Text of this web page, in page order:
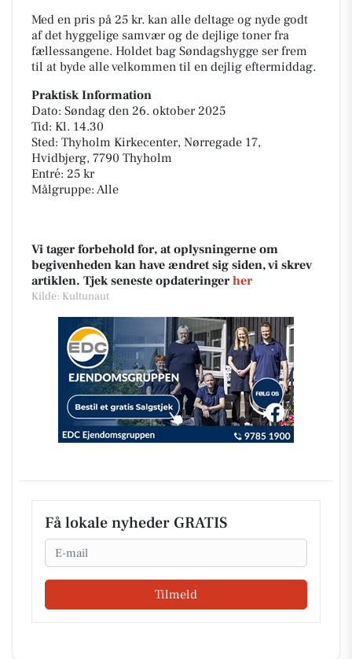
Med en pris på 25 kr. kan alle deltage og nyde godt
af det hyggelige samvær og de dejlige toner fra
fællessangene. Holdet bag Søndagshygge ser frem
til at byde alle velkommen til en dejlig eftermiddag.
Praktisk Information
Dato: Søndag den 26. oktober 2025
Tid: Kl. 14.30
Sted: Thyholm Kirkecenter, Nørregade 17,
Hvidbjerg, 7790 Thyholm
Entré: 25 kr
Målgruppe: Alle
Vi tager forbehold for, at oplysningerne om
begivenheden kan have ændret sig siden, vi skrev
artiklen. Tjek seneste opdateringer her
Kilde: Kultunaut
Få lokale nyheder GRATIS
Email
Tilmeld